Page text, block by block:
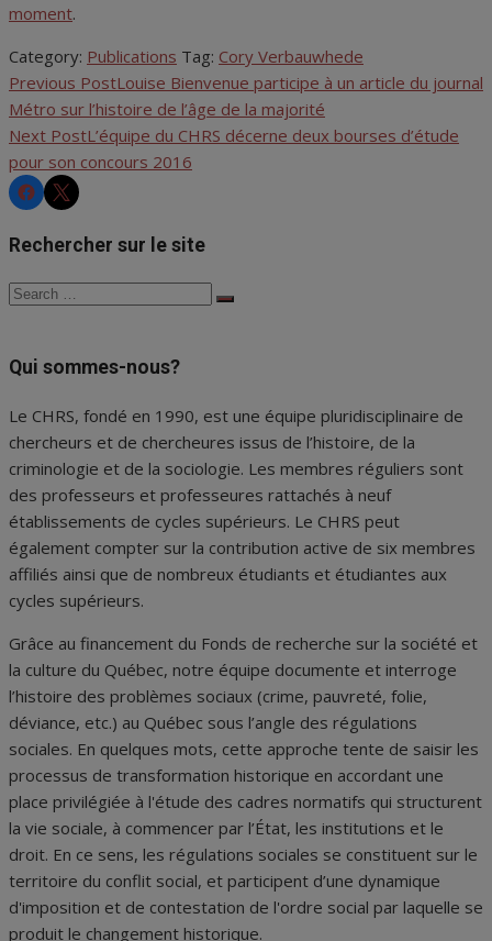
moment.
Category: Publications Tag: Cory Verbauwhede
Navigation
de
l'article
Previous PostLouise Bienvenue participe à un article du journal
Métro sur l’histoire de l’âge de la majorité
Next PostL’équipe du CHRS décerne deux bourses d’étude
pour son concours 2016
CHRSCHRS
Rechercher sur le site
Search
Search
Qui sommes-nous?
Le CHRS, fondé en 1990, est une équipe pluridisciplinaire de
chercheurs et de chercheures issus de l’histoire, de la
criminologie et de la sociologie. Les membres réguliers sont
des professeurs et professeures rattachés à neuf
établissements de cycles supérieurs. Le CHRS peut
également compter sur la contribution active de six membres
affiliés ainsi que de nombreux étudiants et étudiantes aux
cycles supérieurs.
Grâce au financement du Fonds de recherche sur la société et
la culture du Québec, notre équipe documente et interroge
l’histoire des problèmes sociaux (crime, pauvreté, folie,
déviance, etc.) au Québec sous l’angle des régulations
sociales. En quelques mots, cette approche tente de saisir les
processus de transformation historique en accordant une
place privilégiée à l'étude des cadres normatifs qui structurent
la vie sociale, à commencer par l’État, les institutions et le
droit. En ce sens, les régulations sociales se constituent sur le
territoire du conflit social, et participent d’une dynamique
d'imposition et de contestation de l'ordre social par laquelle se
produit le changement historique.